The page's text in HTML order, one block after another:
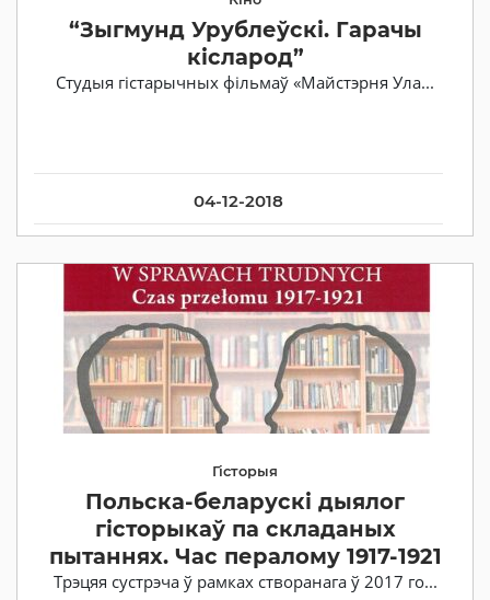
04-12-2018
“Зыгмунд Урублеўскі. Гарачы
кісларод”
Студыя гістарычных фільмаў «Майстэрня Ула...
Гісторыя
Польска-беларускі дыялог
гісторыкаў па складаных
пытаннях. Час пералому 1917-1921
Трэцяя сустрэча ў рамках створанага ў 2017 го...